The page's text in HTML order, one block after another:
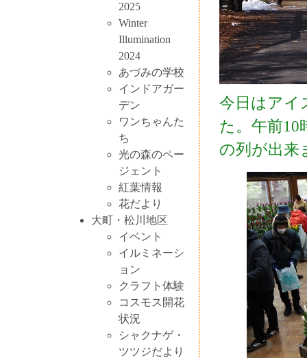
2025
Winter
Illumination
2024
あづみの学校
インドアガー
デン
ワンちゃんた
ち
光の森のペー
ジェント
紅葉情報
花だより
大町・松川地区
イベント
イルミネーシ
ョン
クラフト体験
コスモス開花
状況
シャクナゲ・
ツツジだより
今日はアイ
た。午前10
の列が出来